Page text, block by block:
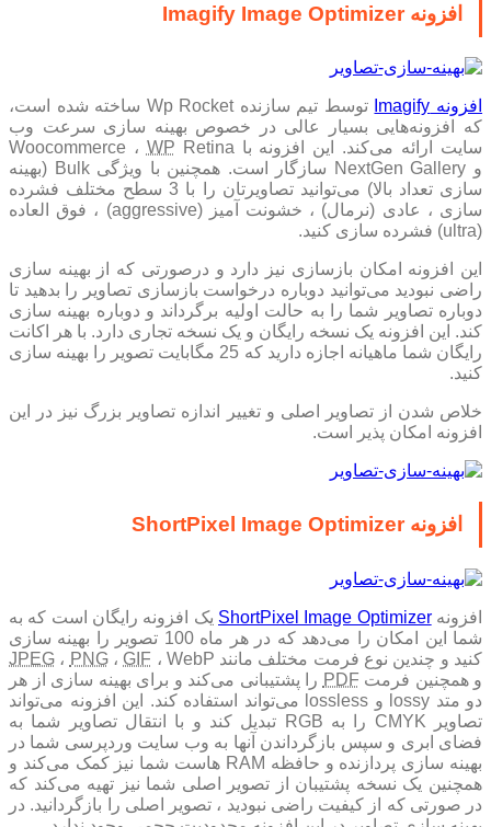
افزونه Imagify Image Optimizer
افزونه Imagify
توسط تیم سازنده Wp Rocket ساخته شده است،
که افزونه‌هایی بسیار عالی در خصوص بهینه سازی سرعت وب
سایت ارائه می‌کند. این افزونه با Woocommerce ،
WP Retina
و NextGen Gallery سازگار است. همچنین با ویژگی Bulk (بهینه
سازی تعداد بالا) می‌توانید تصاویرتان را با 3 سطح مختلف فشرده
سازی ، عادی (نرمال) ، خشونت آمیز (aggressive) ، فوق العاده
(ultra) فشرده سازی کنید.
این افزونه امکان بازسازی نیز دارد و درصورتی که از بهینه سازی
راضی نبودید می‌توانید دوباره درخواست بازسازی تصاویر را بدهید تا
دوباره تصاویر شما را به حالت اولیه برگرداند و دوباره بهینه سازی
کند. این افزونه یک نسخه رایگان و یک نسخه تجاری دارد. با هر اکانت
رایگان شما ماهیانه اجازه دارید که 25 مگابایت تصویر را بهینه سازی
کنید.
خلاص شدن از تصاویر اصلی و تغییر اندازه تصاویر بزرگ نیز در این
افزونه امکان پذیر است.
افزونه ShortPixel Image Optimizer
افزونهShortPixel Image Optimizer یک افزونه رایگان است که به
شما این امکان را می‌دهد که در هر ماه 100 تصویر را بهینه سازی
کنید و چندین نوع فرمت مختلف مانند
JPEG ، PNG، GIF ، WebP
و همچنین فرمت PDF را پشتیبانی می‌کند و برای بهینه سازی از هر
دو متد lossy و lossless می‌تواند استفاده کند. این افزونه می‌تواند
تصاویر CMYK را به RGB تبدیل کند و با انتقال تصاویر شما به
فضای ابری و سپس بازگرداندن آنها به وب سایت وردپرسی شما در
بهینه سازی پردازنده و حافظه RAM هاست شما نیز کمک می‌کند و
همچنین یک نسخه پشتیبان از تصویر اصلی شما نیز تهیه می‌کند که
در صورتی که از کیفیت راضی نبودید ، تصویر اصلی را بازگردانید. در